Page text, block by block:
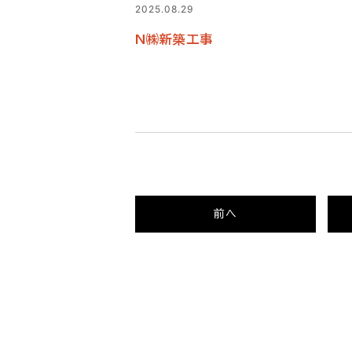
2025.08.29
N㈱新築工事
前へ